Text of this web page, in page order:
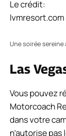
Le crédit:
lvmresort.com
Une soirée sereine
Las
Vous pouvez
Motorcoach
dans votre
n’autorise pas